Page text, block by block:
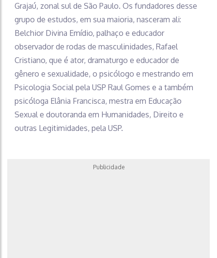
Grajaú, zonal sul de São Paulo. Os fundadores desse
grupo de estudos, em sua maioria, nasceram ali:
Belchior Divina Emídio, palhaço e educador
observador de rodas de masculinidades, Rafael
Cristiano, que é ator, dramaturgo e educador de
gênero e sexualidade, o psicólogo e mestrando em
Psicologia Social pela USP Raul Gomes e a também
psicóloga Elânia Francisca, mestra em Educação
Sexual e doutoranda em Humanidades, Direito e
outras Legitimidades, pela USP.
Publicidade